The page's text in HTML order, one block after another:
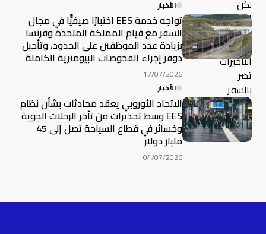
الأخبار
تواجه خدمة EES اختبارًا صيفيًّا في مجال
السفر مع قيام المملكة المتحدة وفرنسا
بزيادة عدد الموظفين على الحدود، وتأجيل
دوفر إجراء الفحوصات البيومترية الكاملة
17/07/2026
الأخبار
الاتحاد الأوروبي يعقد محادثات بشأن نظام
EES وسط تحذيرات من تأخر الرحلات الجوية
وخسائر في قطاع السياحة تصل إلى 45
مليار دولار
04/07/2026